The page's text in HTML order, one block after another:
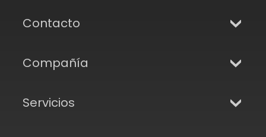
Contacto
Compañía
Servicios